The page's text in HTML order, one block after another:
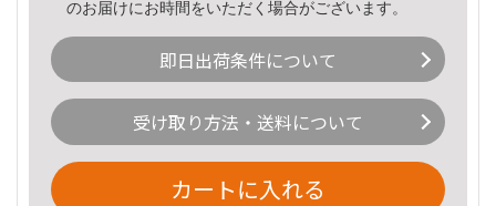
のお届けにお時間をいただく場合がございます。
即日出荷条件について
受け取り方法・送料について
カートに入れる